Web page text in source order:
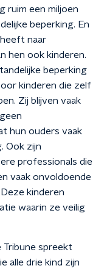
ruim een miljoen
beperking. En
naar
hen ook kinderen.
beperking
kinderen die zelf
Zij blijven vaak
hun ouders vaak
Ook zijn
professionals die
vaak onvoldoende
kinderen
waarin ze veilig
Tribune spreekt
alle drie kind zijn